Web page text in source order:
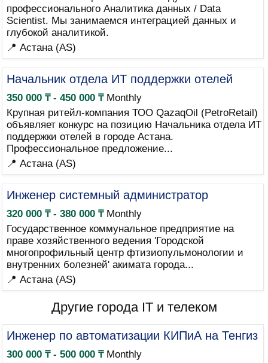
профессионального Аналитика данных / Data
Scientist. Мы занимаемся интеграцией данных и
глубокой аналитикой.
📍 Астана (AS)
Начальник отдела ИТ поддержки отелей
350 000 ₸ - 450 000 ₸Monthly
Крупная ритейл-компания ТОО QazaqOil (PetroRetail)
объявляет конкурс на позицию Начальника отдела ИТ
поддержки отелей в городе Астана.
Профессиональное предложение...
📍 Астана (AS)
Инженер системный администратор
320 000 ₸ - 380 000 ₸Monthly
Государственное коммунальное предприятие на
праве хозяйственного ведения 'Городской
многопрофильный центр фтизиопульмонологии и
внутренних болезней' акимата города...
📍 Астана (AS)
Другие города IT и телеком
Инженер по автоматизации КИПиА на Тенгиз
300 000 ₸ - 500 000 ₸Monthly